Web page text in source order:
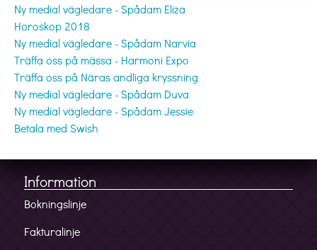
Ny medial vägledare - Spådam Eliza
Horoskop 2018
Ny medial vägledare - Spådam Narvia
Träffa oss på mässa - Harmoni Expo
Träffa oss på Näras andliga kryssning
Ny medial vägledare - Spådam Duva
Ny medial vägledare - Spådam Jessie
Betala med Swish
Information
Bokningslinje
Fakturalinje